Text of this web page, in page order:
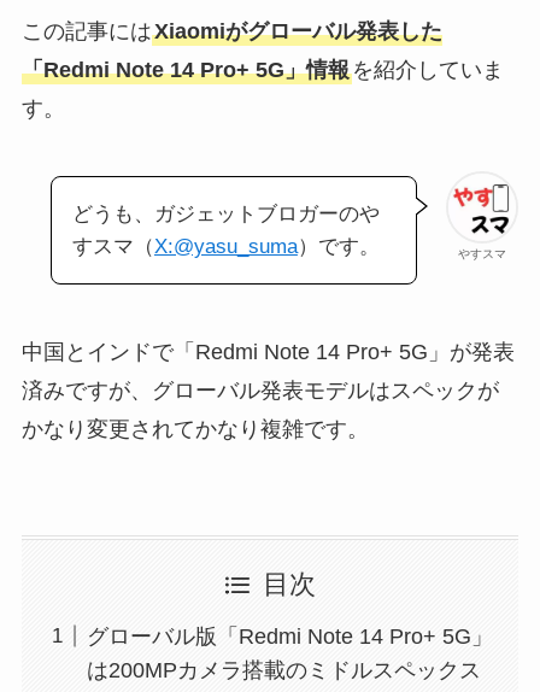
この記事にはXiaomiがグローバル発表した
「Redmi Note 14 Pro+ 5G」情報を紹介していま
す。
やすスマ
どうも、ガジェットブロガーのや
すスマ（X:@yasu_suma）です。
中国とインドで「Redmi Note 14 Pro+ 5G」が発表
済みですが、グローバル発表モデルはスペックが
かなり変更されてかなり複雑です。
目次
グローバル版「Redmi Note 14 Pro+ 5G」
は200MPカメラ搭載のミドルスペックス